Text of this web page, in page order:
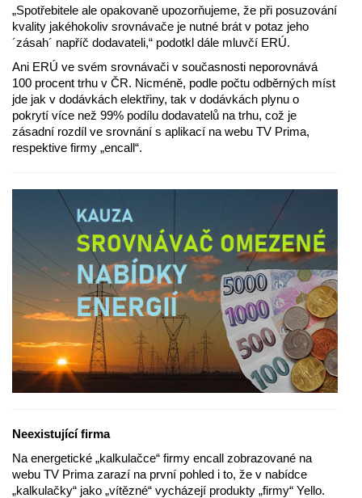
„Spotřebitele ale opakovaně upozorňujeme, že při posuzování
kvality jakéhokoliv srovnávače je nutné brát v potaz jeho
´zásah´ napříč dodavateli,“ podotkl dále mluvčí ERÚ.
Ani ERÚ ve svém srovnávači v současnosti neporovnává
100 procent trhu v ČR. Nicméně, podle počtu odběrných míst
jde jak v dodávkách elektřiny, tak v dodávkách plynu o
pokrytí více než 99% podílu dodavatelů na trhu, což je
zásadní rozdíl ve srovnání s aplikací na webu TV Prima,
respektive firmy „encall“.
Neexistující firma
Na energetické „kalkulačce“ firmy encall zobrazované na
webu TV Prima zarazí na první pohled i to, že v nabídce
„kalkulačky“ jako „vítězné“ vycházejí produkty „firmy“ Yello.